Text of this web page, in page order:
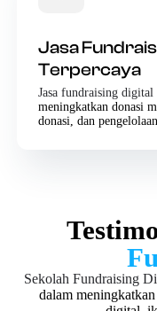
Jasa
Terpercaya
Jasa fundraising digital
meningkatkan donasi
donasi, dan
Sekolah Fundraising
dalam